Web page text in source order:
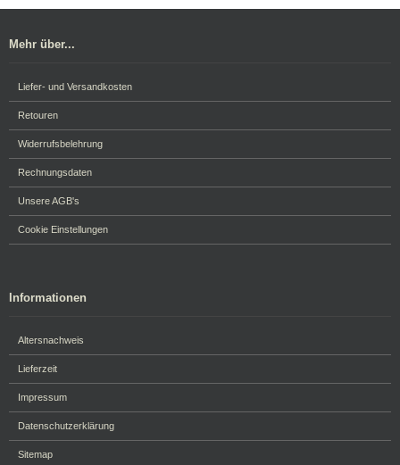
Mehr über...
Liefer- und Versandkosten
Retouren
Widerrufsbelehrung
Rechnungsdaten
Unsere AGB's
Cookie Einstellungen
Informationen
Altersnachweis
Lieferzeit
Impressum
Datenschutzerklärung
Sitemap